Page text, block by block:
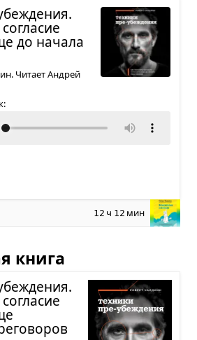
до начала
Читает Андрей
12 ч 12 мин
книга